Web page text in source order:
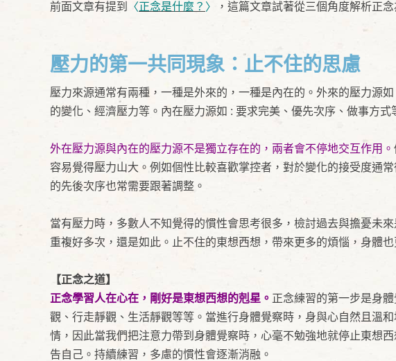
前面文章有提到
〈正念是什麼？ 〉 ，這篇文章試著從三個角度解析正
壓力的第一共同現象：止不住的思慮
壓力來源通常有兩種，一種是外來的，一種是內在的。外來的壓力源
的變化、經濟壓力等。內在壓力源如 : 要求完美、優先次序、做事方式
外在壓力源與內在的壓力源不是獨立存在的，兩者會不停地交互作用。
容易覺得壓力山大。例如個性比較喜歡掌控者，對於變化的接受度通
的先後次序也常需要跟著調整。
當有壓力時，多數人不知覺得的慣性會思考很多，檢討過去與擔憂未
重複好多次，還是如此。止不住的東想西想，帶來更多的煩惱，身體也
【正念之道】
正念學習人在心在，剛好是東想西想的剋星。 正念練習的第一步是身
觀、行走靜觀、生活靜觀等等。當進行身體覺察時，身與心自然且溫
情，因此當我們把注意力帶到身體覺察時，心毫不勉強地就停止東想
告自己。持續練習，多慮的慣性會逐漸消融。